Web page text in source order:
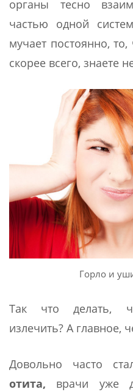
органы тесно
частью одной
мучает постоянно,
скорее всего, знаете
Горло и
Так что делать,
излечить? А главное,
Довольно часто
отита, врачи уже